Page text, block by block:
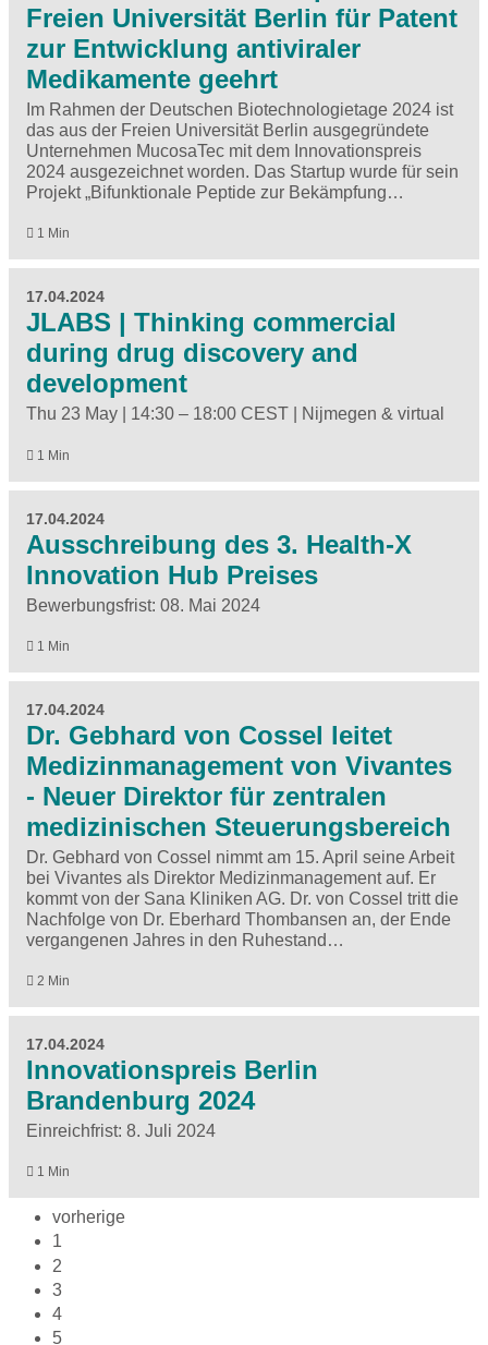
Freien Universität Berlin für Patent
zur Entwicklung antiviraler
Medikamente geehrt
Im Rahmen der Deutschen Biotechnologietage 2024 ist
das aus der Freien Universität Berlin ausgegründete
Unternehmen MucosaTec mit dem Innovationspreis
2024 ausgezeichnet worden. Das Startup wurde für sein
Projekt „Bifunktionale Peptide zur Bekämpfung…
1 Min
17.04.2024
JLABS | Thinking commercial
during drug discovery and
development
Thu 23 May | 14:30 – 18:00 CEST | Nijmegen & virtual
1 Min
17.04.2024
Ausschreibung des 3. Health-X
Innovation Hub Preises
Bewerbungsfrist: 08. Mai 2024
1 Min
17.04.2024
Dr. Gebhard von Cossel leitet
Medizinmanagement von Vivantes
- Neuer Direktor für zentralen
medizinischen Steuerungsbereich
Dr. Gebhard von Cossel nimmt am 15. April seine Arbeit
bei Vivantes als Direktor Medizinmanagement auf. Er
kommt von der Sana Kliniken AG. Dr. von Cossel tritt die
Nachfolge von Dr. Eberhard Thombansen an, der Ende
vergangenen Jahres in den Ruhestand…
2 Min
17.04.2024
Innovationspreis Berlin
Brandenburg 2024
Einreichfrist: 8. Juli 2024
1 Min
vorherige
1
2
3
4
5